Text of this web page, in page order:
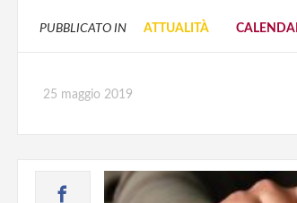
PUBBLICATO IN ATTUALITÀ
25 maggio 2019